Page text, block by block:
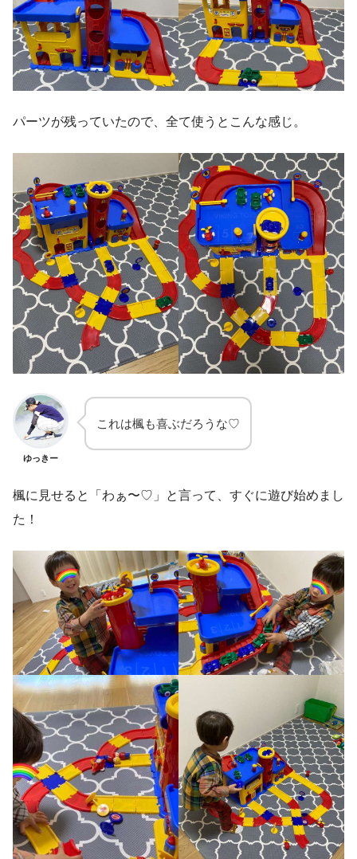
パーツが残っていたので、全て使うとこんな感じ。
ゆっきー
これは楓も喜ぶだろうな♡
楓に見せると「わぁ〜♡」と言って、すぐに遊び始めまし
た！